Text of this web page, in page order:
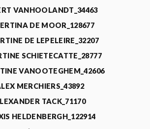
VANHOOLANDT_34463
DE MOOR_128677
DE LEPELEIRE_32207
SCHIETECATTE_28777
VANOOTEGHEM_42606
MERCHIERS_43892
TACK_71170
HELDENBERGH_122914